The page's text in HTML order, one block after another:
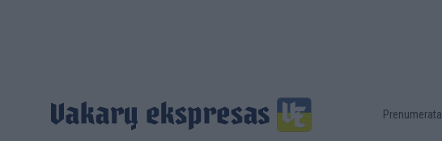
Desktop
Prenumerata